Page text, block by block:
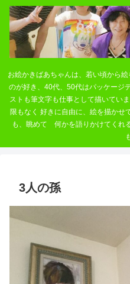
お絵かきばあちゃんは、若い頃から
のが好き、40代、50代はパッケージ
ストも筆文字も仕事として描いてい
限もなく 好きに自由に、絵を描かせ
も、眺めて 何かを語りかけてくれ
3人の孫